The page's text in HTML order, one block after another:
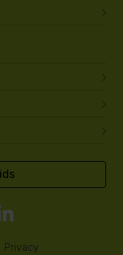
Privacy